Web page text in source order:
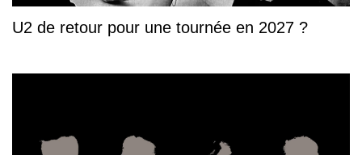
U2 de retour pour une tournée en 2027 ?